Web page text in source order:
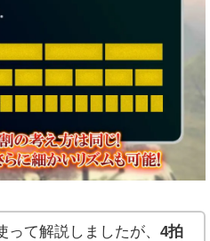
って解説しましたが、4拍